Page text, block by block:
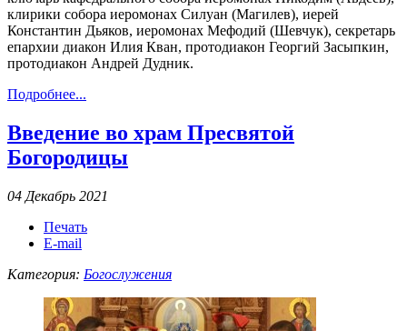
клирики собора иеромонах Силуан (Магилев), иерей
Константин Дьяков, иеромонах Мефодий (Шевчук), секретарь
епархии диакон Илия Кван, протодиакон Георгий Засыпкин,
протодиакон Андрей Дудник.
Подробнее...
Введение во храм Пресвятой
Богородицы
04 Декабрь 2021
Печать
E-mail
Категория: Богослужения